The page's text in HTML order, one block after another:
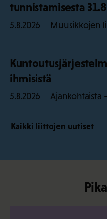
tunnistamisesta
5.8.2026 Muusikkojen
ihmisistä
5.8.2026 Ajankohtaista
Kaikki liittojen uutiset